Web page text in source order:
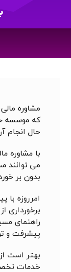
مشاوره
که موسسه
حال انجام
با مشاوره
می توانند
بدون بر
امرروزه با
برخورداری
راهنمای
پیشرفت و
بهتر است
خدمات